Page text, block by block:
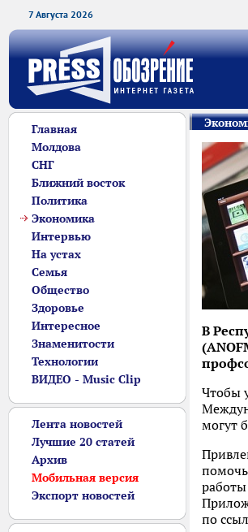
7 Августа 2026
Главная
Молдова
СНГ
Ближний восток
Политика
Экономика
Интервью
На устах
Семья
Общество
Здоровье
Интересное
Знаменитости
Технологии
ВИДЕО - Music Clip
Лента новостей
Лучшие 20 статей
Архив
Мобильная версия
Экспорт новостей
В
Чтобы
могут
по